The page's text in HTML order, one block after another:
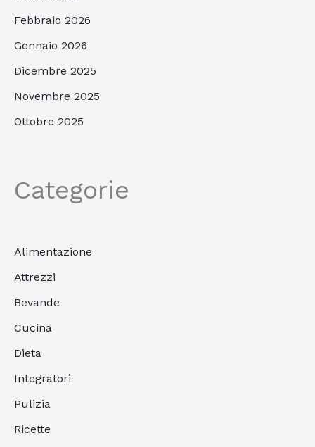
Febbraio 2026
Gennaio 2026
Dicembre 2025
Novembre 2025
Ottobre 2025
Categorie
Alimentazione
Attrezzi
Bevande
Cucina
Dieta
Integratori
Pulizia
Ricette